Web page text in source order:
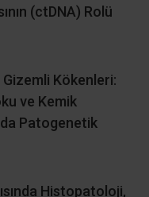
(ctDNA) Rolü
Gizemli Kökenleri:
ve Kemik
Patogenetik
Histopatoloji,